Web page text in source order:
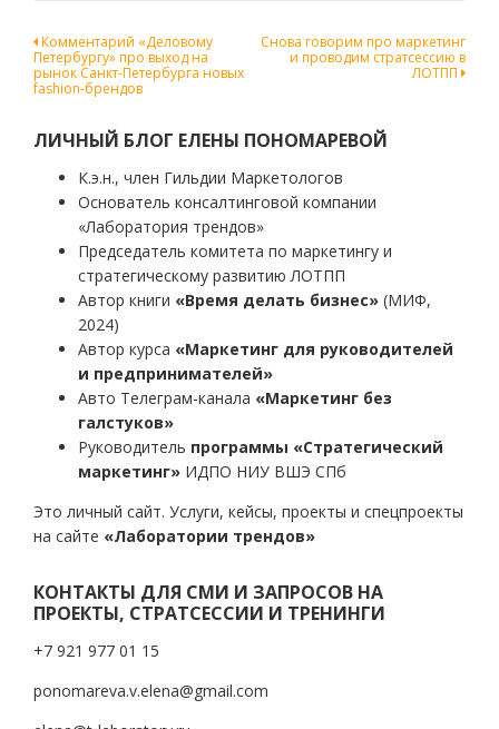
Навигация
по
Комментарий «Деловому
Петербургу» про выход на
рынок Санкт-Петербурга новых
fashion-брендов
Снова говорим про маркетинг
и проводим стратсессию в
ЛОТПП
ЛИЧНЫЙ БЛОГ ЕЛЕНЫ ПОНОМАРЕВОЙ
К.э.н., член Гильдии Маркетологов
Основатель консалтинговой компании
«Лаборатория трендов»
Председатель комитета по маркетингу и
стратегическому развитию ЛОТПП
Автор книги «Время делать бизнес» (МИФ,
2024)
Автор курса «Маркетинг для руководителей
и предпринимателей»
Авто Телеграм-канала «Маркетинг без
галстуков»
Руководитель программы «Стратегический
маркетинг» ИДПО НИУ ВШЭ СПб
Это личный сайт. Услуги, кейсы, проекты и спецпроекты
на сайте «Лаборатории трендов»
КОНТАКТЫ ДЛЯ СМИ И ЗАПРОСОВ НА
ПРОЕКТЫ, СТРАТСЕССИИ И ТРЕНИНГИ
+7 921 977 01 15
ponomareva.v.elena@gmail.com